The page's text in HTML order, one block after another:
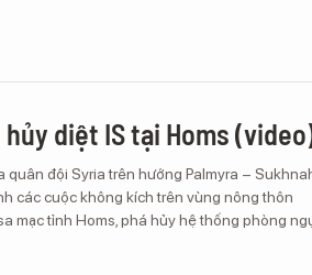
diệt IS tại Homs
đội Syria trên hướng Palmyra –
các cuộc không kích trên vùng nông thôn
mạc tỉnh Homs, phá hủy hệ thống phòng